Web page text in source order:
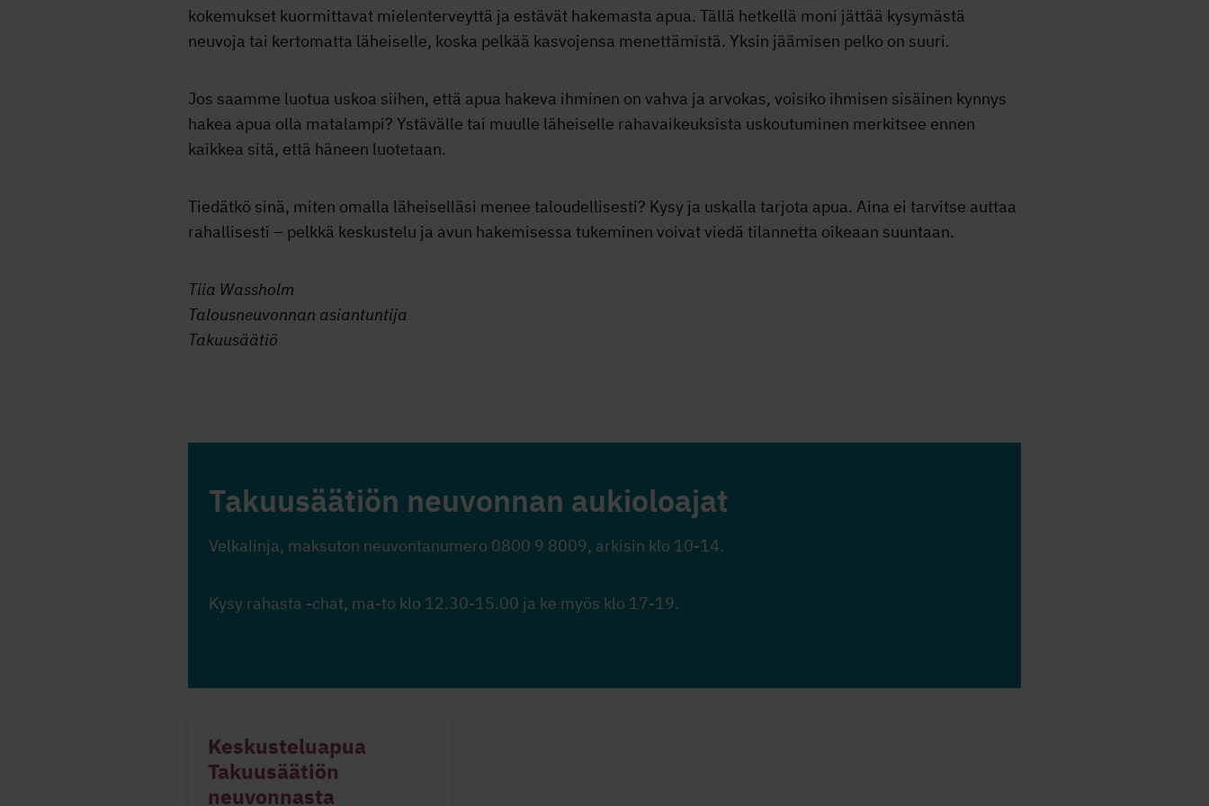
kokemukset kuormittavat mielenterveyttä ja estävät hakemasta apua. Tällä hetkellä moni jättää kysymästä
neuvoja tai kertomatta läheiselle, koska pelkää kasvojensa menettämistä. Yksin jäämisen pelko on suuri.
Jos saamme luotua uskoa siihen, että apua hakeva ihminen on vahva ja arvokas, voisiko ihmisen sisäinen kynnys
hakea apua olla matalampi? Ystävälle tai muulle läheiselle rahavaikeuksista uskoutuminen merkitsee ennen
kaikkea sitä, että häneen luotetaan.
Tiedätkö sinä, miten omalla läheiselläsi menee taloudellisesti? Kysy ja uskalla tarjota apua. Aina ei tarvitse auttaa
rahallisesti – pelkkä keskustelu ja avun hakemisessa tukeminen voivat viedä tilannetta oikeaan suuntaan.
Tiia Wassholm
Talousneuvonnan asiantuntija
Takuusäätiö
Takuusäätiön neuvonnan aukioloajat
Velkalinja, maksuton neuvontanumero 0800 9 8009, arkisin klo 10-14.
Kysy rahasta -chat, ma-to klo 12.30-15.00 ja ke myös klo 17-19.
Keskusteluapua
Takuusäätiön
neuvonnasta